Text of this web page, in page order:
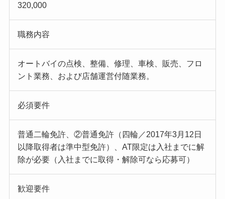
320,000
職務内容
オートバイの点検、整備、修理、車検、販売、フロ
ント業務、および店舗運営付随業務。
必須要件
普通二輪免許、②普通免許（四輪／2017年3月12日
以降取得者は準中型免許）、AT限定は入社までに解
除が必要（入社までに取得・解除可なら応募可）
歓迎要件